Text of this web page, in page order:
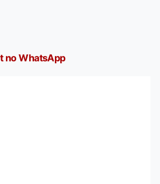
no WhatsApp